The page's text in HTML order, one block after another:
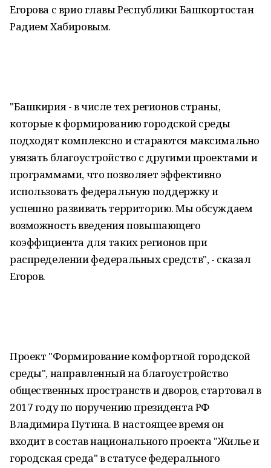
Егорова с врио главы Республики Башкортостан
Радием Хабировым.
"Башкирия - в числе тех регионов страны,
которые к формированию городской среды
подходят комплексно и стараются максимально
увязать благоустройство с другими проектами и
программами, что позволяет эффективно
использовать федеральную поддержку и
успешно развивать территорию. Мы обсуждаем
возможность введения повышающего
коэффициента для таких регионов при
распределении федеральных средств", - сказал
Егоров.
Проект "Формирование комфортной городской
среды", направленный на благоустройство
общественных пространств и дворов, стартовал в
2017 году по поручению президента РФ
Владимира Путина. В настоящее время он
входит в состав национального проекта "Жилье и
городская среда" в статусе федерального